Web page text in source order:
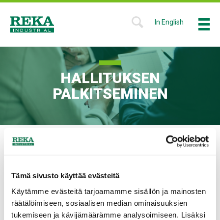
Tämä sivusto käyttää evästeitä
Käytämme evästeitä tarjoamamme sisällön ja mainosten
räätälöimiseen, sosiaalisen median ominaisuuksien
tukemiseen ja kävijämäärämme analysoimiseen. Lisäksi
Hyppää
pääsisältöön
SHOW
FORM
In English
HALLITUKSEN
PALKITSEMINEN
Hallituksen palkitseminen
Yhtiökokous vahvistaa hallituksen jäsenten palkkiot
ainoastaan hallituksen jäsenyyden ja
valiokuntatyöskentelyn perusteella.